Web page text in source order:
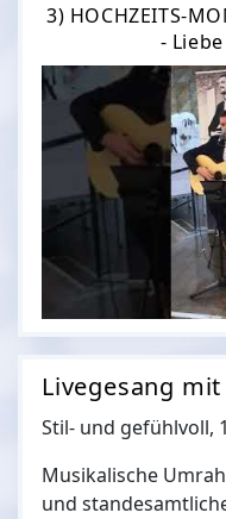
3) HOCHZEITS-
-
Livegesang
Stil- und gefühlvoll,
Musikalische
und